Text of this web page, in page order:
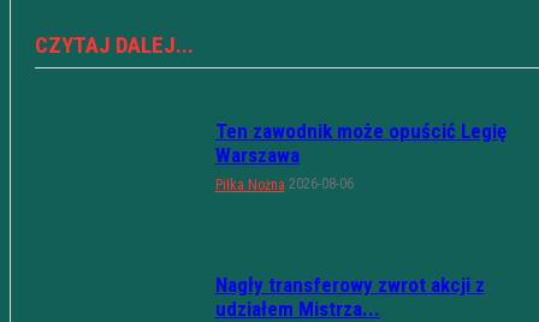
CZYTAJ DALEJ...
Ten zawodnik może opuścić Legię
Warszawa
Piłka Nożna 2026-08-06
Nagły transferowy zwrot akcji z
udziałem Mistrza...